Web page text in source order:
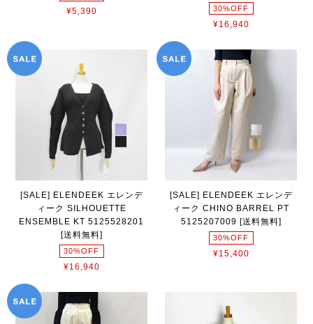
¥5,390 30%OFF
¥16,940
[SALE] ELENDEEK エレンデ
ィーク SILHOUETTE
ENSEMBLE KT 5125528201
[送料無料]
30%OFF
¥16,940
[SALE] ELENDEEK エレンデ
ィーク CHINO BARREL PT
5125207009 [送料無料]
30%OFF
¥15,400